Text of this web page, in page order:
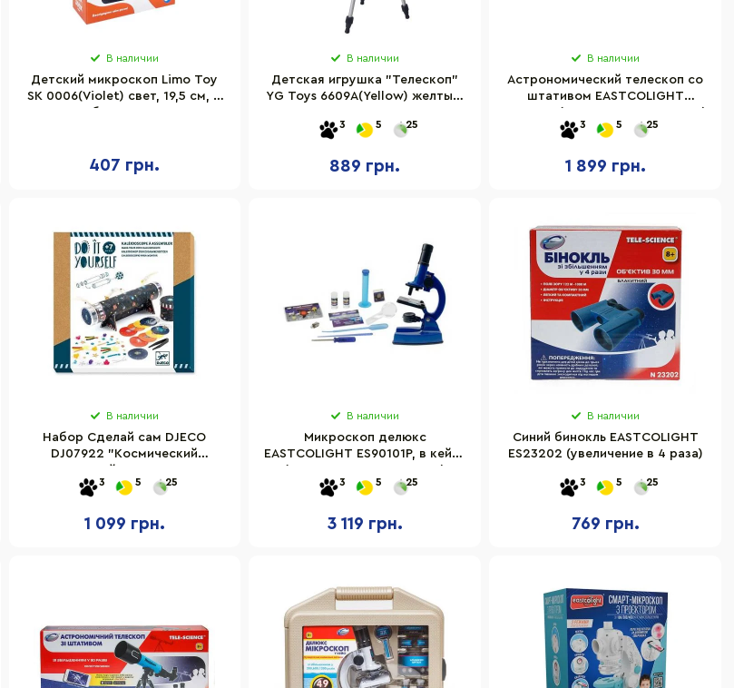
В наличии
Детский микроскоп Limo Toy
SK 0006(Violet) свет, 19,5 см, 2
407 грн.
В наличии
Детская игрушка "Телескоп"
YG Toys 6609A(Yellow) желтый,
3 5 25
889 грн.
В наличии
Астрономический телескоп со
штативом EASTCOLIGHT
3 5 25
1 899 грн.
В наличии
Набор Сделай сам DJECO
DJ07922 "Космический
3 5 25
1 099 грн.
В наличии
Микроскоп делюкс
EASTCOLIGHT ES90101P, в кейсе
3 5 25
3 119 грн.
В наличии
Синий бинокль EASTCOLIGHT
ES23202 (увеличение в 4 раза)
3 5 25
769 грн.